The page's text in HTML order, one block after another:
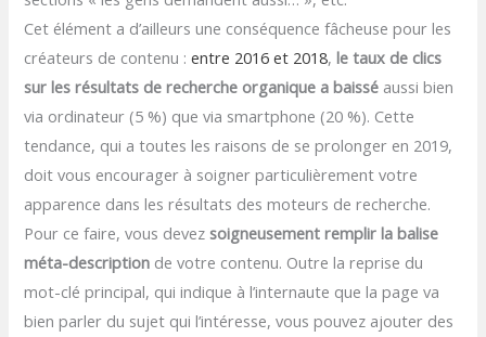
Cet élément a d’ailleurs une conséquence fâcheuse pour les
créateurs de contenu :entre 2016 et 2018,le taux de clics
sur les résultats de recherche organique a baissé aussi bien
via ordinateur (5 %) que via smartphone (20 %). Cette
tendance, qui a toutes les raisons de se prolonger en 2019,
doit vous encourager à soigner particulièrement votre
apparence dans les résultats des moteurs de recherche.
Pour ce faire, vous devezsoigneusement remplir la balise
méta-description de votre contenu. Outre la reprise du
mot-clé principal, qui indique à l’internaute que la page va
bien parler du sujet qui l’intéresse, vous pouvez ajouter des